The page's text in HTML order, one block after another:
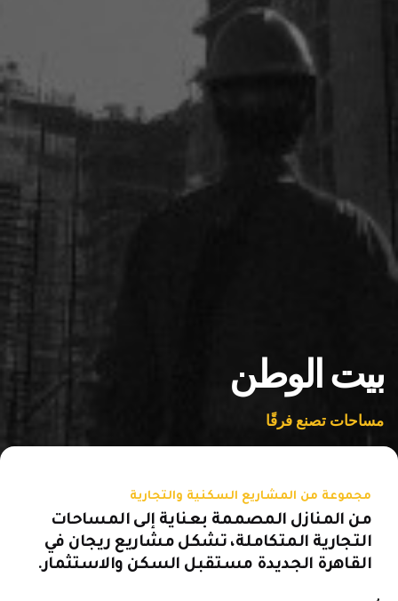
الوطن
تصنع فرقًا
مجموعة من المشاريع السكنية والتجارية
من المنازل المصممة بعناية إلى المساحات
التجارية المتكاملة، تشكل مشاريع ريجان في
القاهرة الجديدة مستقبل السكن والاستثمار.